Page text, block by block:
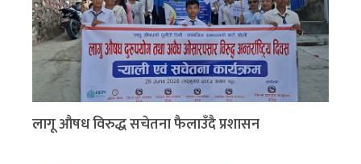
लागू औषध विरुद्ध सचेतना फैलाउँदै प्रशासन